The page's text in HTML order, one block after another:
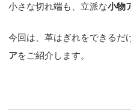
小さな切れ端も、立派な小物
今回は、革はぎれをできるだ
アをご紹介します。